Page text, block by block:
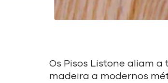
Os Pisos Listone aliam
madeira a modernos